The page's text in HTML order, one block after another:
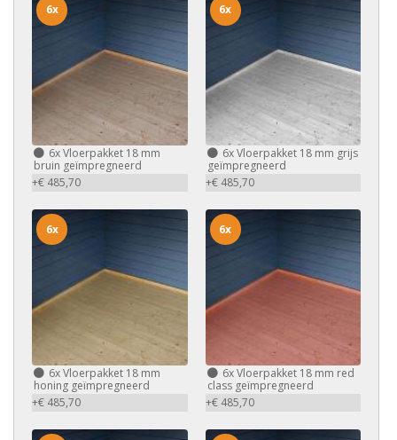
6xVloerpakket 18 mm
bruin geïmpregneerd
+€ 485,70
6x
6xVloerpakket 18 mm grijs
geïmpregneerd
+€ 485,70
6x
6xVloerpakket 18 mm
honing geïmpregneerd
+€ 485,70
6x
6xVloerpakket 18 mm red
class geïmpregneerd
+€ 485,70
6x